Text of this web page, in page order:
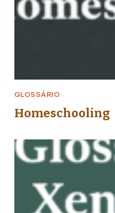
GLOSSÁRIO
Homeschooling